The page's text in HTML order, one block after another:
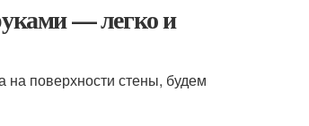
— легко и
на поверхности стены, будем